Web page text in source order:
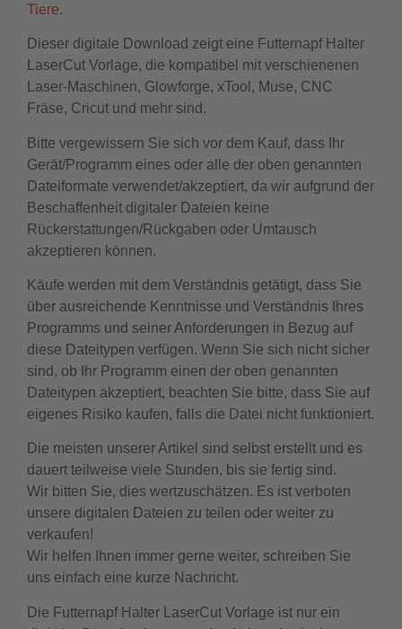
Tiere.
Dieser digitale Download zeigt eine Futternapf Halter
LaserCut Vorlage, die kompatibel mit verschienenen
Laser-Maschinen, Glowforge, xTool, Muse, CNC
Fräse, Cricut und mehr sind.
Bitte vergewissern Sie sich vor dem Kauf, dass Ihr
Gerät/Programm eines oder alle der oben genannten
Dateiformate verwendet/akzeptiert, da wir aufgrund der
Beschaffenheit digitaler Dateien keine
Rückerstattungen/Rückgaben oder Umtausch
akzeptieren können.
Käufe werden mit dem Verständnis getätigt, dass Sie
über ausreichende Kenntnisse und Verständnis Ihres
Programms und seiner Anforderungen in Bezug auf
diese Dateitypen verfügen. Wenn Sie sich nicht sicher
sind, ob Ihr Programm einen der oben genannten
Dateitypen akzeptiert, beachten Sie bitte, dass Sie auf
eigenes Risiko kaufen, falls die Datei nicht funktioniert.
Die meisten unserer Artikel sind selbst erstellt und es
dauert teilweise viele Stunden, bis sie fertig sind.
Wir bitten Sie, dies wertzuschätzen. Es ist verboten
unsere digitalen Dateien zu teilen oder weiter zu
verkaufen!
Wir helfen Ihnen immer gerne weiter, schreiben Sie
uns einfach eine kurze Nachricht.
Die Futternapf Halter LaserCut Vorlage ist nur ein